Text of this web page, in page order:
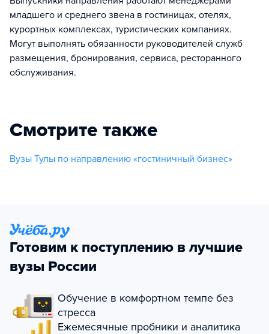
младшего и среднего звена в гостиницах, отелях,
курортных комплексах, туристических компаниях.
Могут выполнять обязанности руководителей служб
размещения, бронирования, сервиса, ресторанного
обслуживания.
Смотрите также
Вузы Тулы по направлению «гостиничный бизнес»
Готовим к поступлению в лучшие
вузы России
Обучение в комфортном темпе без
стресса
Ежемесячные пробники и аналитика